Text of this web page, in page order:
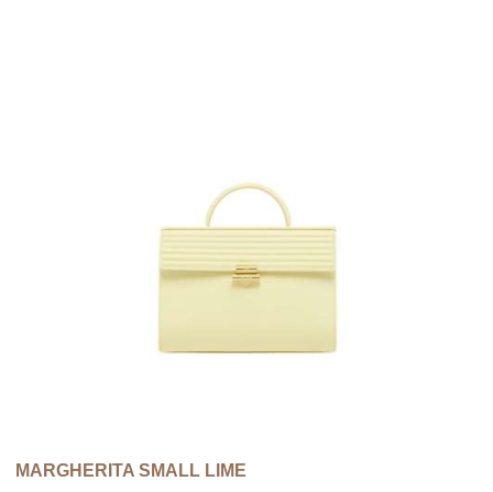
MARGHERITA SMALL LIME